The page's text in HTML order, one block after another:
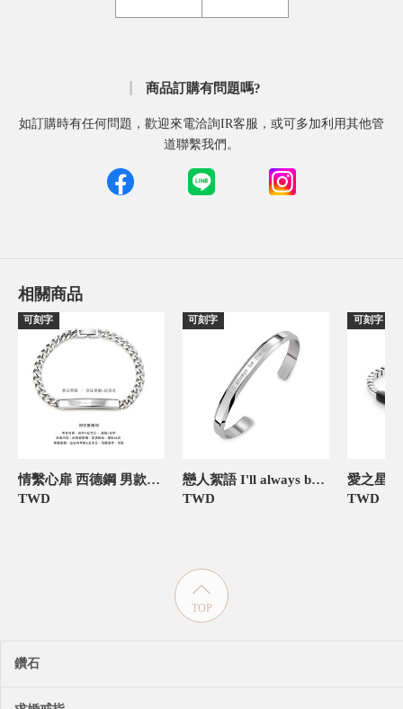
商品訂購有問題嗎?
如訂購時有任何問題，歡迎來電洽詢IR客服，或可多加利用其他管
道聯繫我們。
相關商品
可刻字
情繫心扉 西德鋼 男款情侶手鍊/手環
TWD
可刻字
戀人絮語 I'll always be there 刻字 西德鋼 男款情侶手鍊/手環
TWD
可刻字
TWD
TOP
鑽石